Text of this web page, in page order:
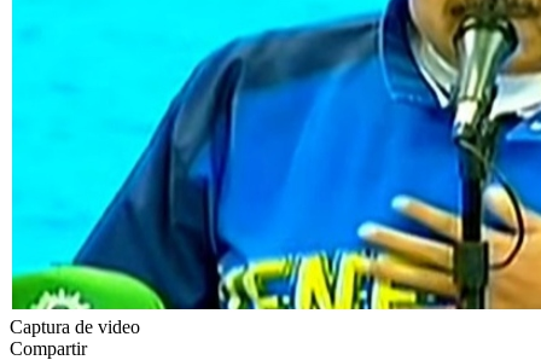
Captura de video
Compartir